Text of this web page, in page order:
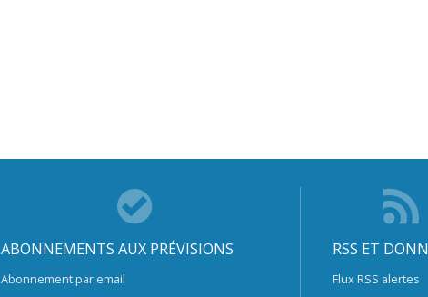
ABONNEMENTS AUX PRÉVISIONS
Abonnement par email
RSS ET
Flux RSS alertes